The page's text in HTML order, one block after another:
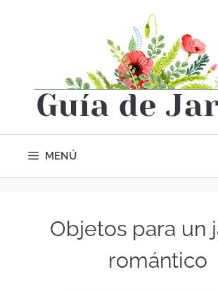
MENÚ
Objetos para un
romántico